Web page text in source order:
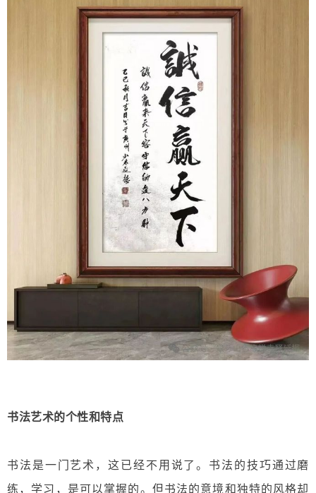
书法艺术的个性和特点
书法是一门艺术，这已经不用说了。书法的技巧通过磨
练，学习，是可以掌握的。但书法的意境和独特的风格却